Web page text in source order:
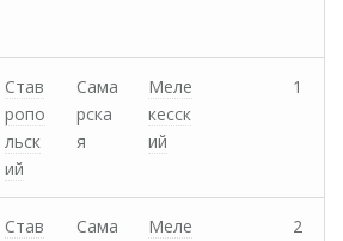
Став
ропо
льск
ий
Сама
рска
я
Меле
кесск
ий
1
Став
Сама
Меле
2